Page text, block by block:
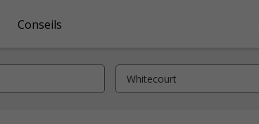
Conseils